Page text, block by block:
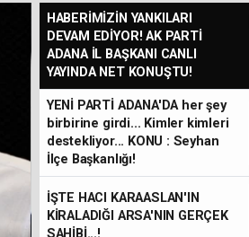
HABERİMİZİN YANKILARI
DEVAM EDİYOR! AK PARTİ
ADANA İL BAŞKANI CANLI
YAYINDA NET KONUŞTU!
YENİ PARTİ ADANA'DA her şey
birbirine girdi... Kimler kimleri
destekliyor... KONU : Seyhan
İlçe Başkanlığı!
İŞTE HACI KARAASLAN'IN
KİRALADIĞI ARSA'NIN GERÇEK
SAHİBİ...!